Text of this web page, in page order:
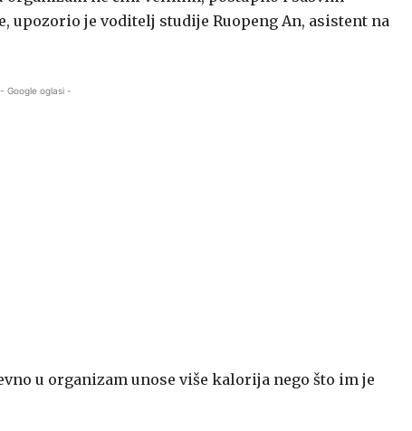
je voditelj studije Ruopeng An, asistent na
- Google oglasi -
u organizam unose više kalorija nego što im je